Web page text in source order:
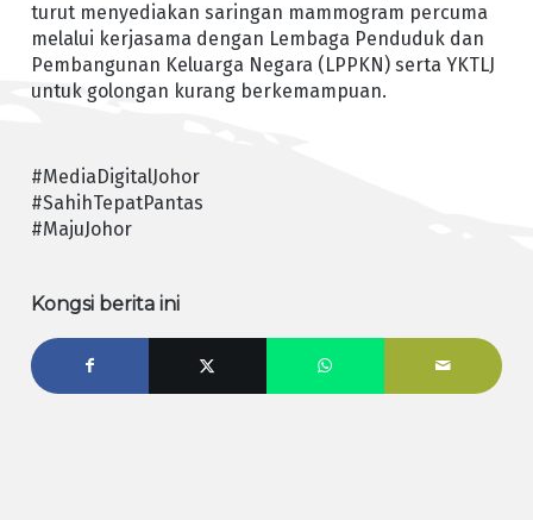
turut menyediakan saringan mammogram percuma
melalui kerjasama dengan Lembaga Penduduk dan
Pembangunan Keluarga Negara (LPPKN) serta YKTLJ
untuk golongan kurang berkemampuan.
#MediaDigitalJohor
#SahihTepatPantas
#MajuJohor
Kongsi berita ini